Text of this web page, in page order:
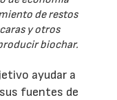
de restos
y otros
biochar.
ayudar a
fuentes de